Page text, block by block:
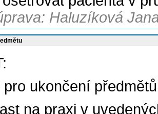
Haluzíková
ukončení
na praxi v